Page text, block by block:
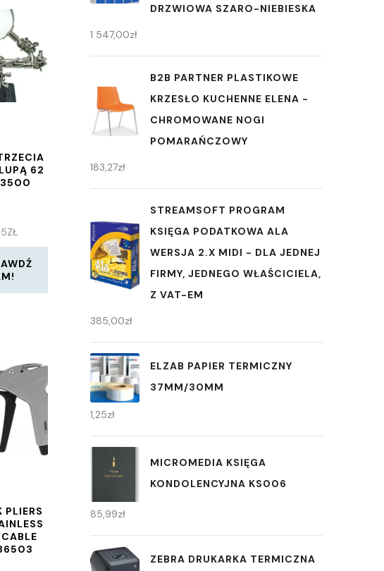
62
ZŁ
PLIERS
DRZWIOWA SZARO-NIEBIESKA
1 547,00zł
B2B PARTNER PLASTIKOWE
KRZESŁO KUCHENNE ELENA -
CHROMOWANE NOGI
POMARAŃCZOWY
183,27zł
STREAMSOFT PROGRAM
KSIĘGA PODATKOWA ALA
WERSJA 2.X MIDI - DLA JEDNEJ
FIRMY, JEDNEGO WŁAŚCICIELA,
Z VAT-EM
385,00zł
ELZAB PAPIER TERMICZNY
37MM/30MM
1,25zł
MICROMEDIA KSIĘGA
KONDOLENCYJNA KS006
85,99zł
ZEBRA DRUKARKA TERMICZNA